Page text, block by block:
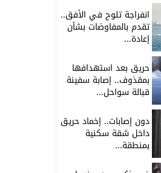
انفراجة تلوح في الأفق..
تقدم بالمفاوضات بشأن
إعادة...
حريق بعد استهدافها
بمقذوف.. إصابة سفينة
قبالة سواحل...
دون إصابات.. إخماد حريق
داخل شقة سكنية
بمنطقة...